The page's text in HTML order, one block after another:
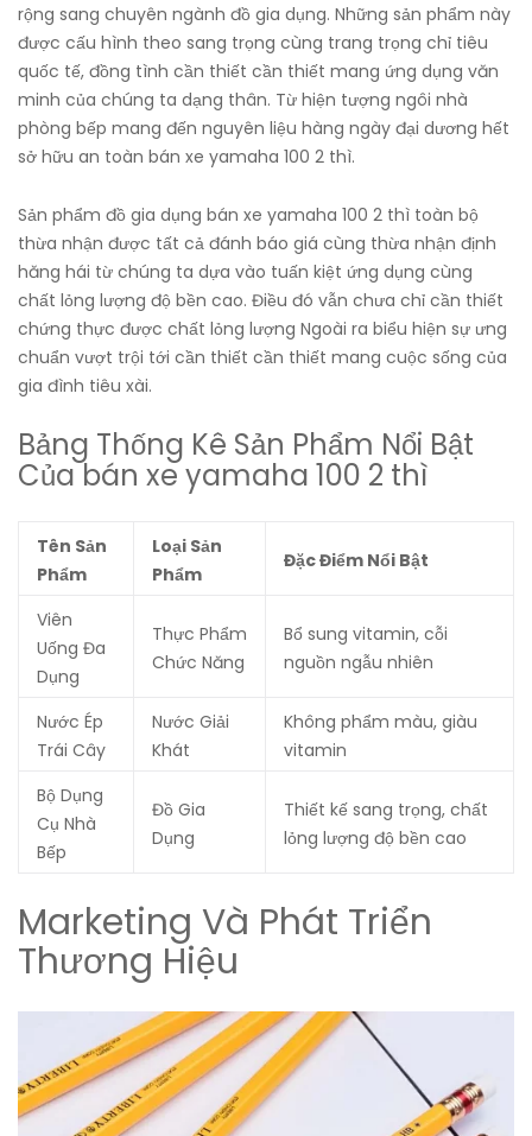
rộng sang chuyên ngành đồ gia dụng. Những sản phẩm này
được cấu hình theo sang trọng cùng trang trọng chỉ tiêu
quốc tế, đồng tình cần thiết cần thiết mang ứng dụng văn
minh của chúng ta dạng thân. Từ hiện tượng ngôi nhà
phòng bếp mang đến nguyên liệu hàng ngày đại dương hết
sở hữu an toàn bán xe yamaha 100 2 thì.
Sản phẩm đồ gia dụng bán xe yamaha 100 2 thì toàn bộ
thừa nhận được tất cả đánh báo giá cùng thừa nhận định
hăng hái từ chúng ta dựa vào tuấn kiệt ứng dụng cùng
chất lỏng lượng độ bền cao. Điều đó vẫn chưa chỉ cần thiết
chứng thực được chất lỏng lượng Ngoài ra biểu hiện sự ưng
chuẩn vượt trội tới cần thiết cần thiết mang cuộc sống của
gia đình tiêu xài.
Bảng Thống Kê Sản Phẩm Nổi Bật
Của bán xe yamaha 100 2 thì
Tên Sản
Phẩm
Loại Sản
Phẩm
Đặc Điểm Nổi Bật
Viên
Uống Đa
Dụng
Thực Phẩm
Chức Năng
Bổ sung vitamin, cỗi
nguồn ngẫu nhiên
Nước Ép
Trái Cây
Nước Giải
Khát
Không phẩm màu, giàu
vitamin
Bộ Dụng
Cụ Nhà
Bếp
Đồ Gia
Dụng
Thiết kế sang trọng, chất
lỏng lượng độ bền cao
Marketing Và Phát Triển
Thương Hiệu